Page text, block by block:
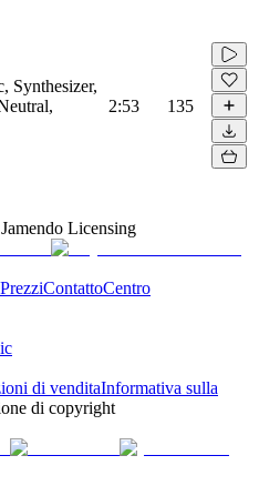
Synthesizer,
2:53 135
Jamendo Licensing
PrezziContattoCentro
di venditaInformativa sulla
di copyright